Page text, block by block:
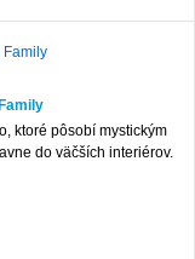
ktoré pôsobí mystickým
do väčších interiérov.